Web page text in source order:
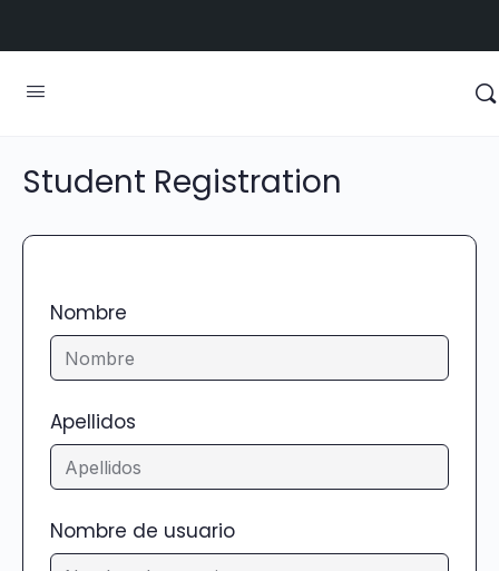
Student Registration
Nombre
Apellidos
Nombre de usuario